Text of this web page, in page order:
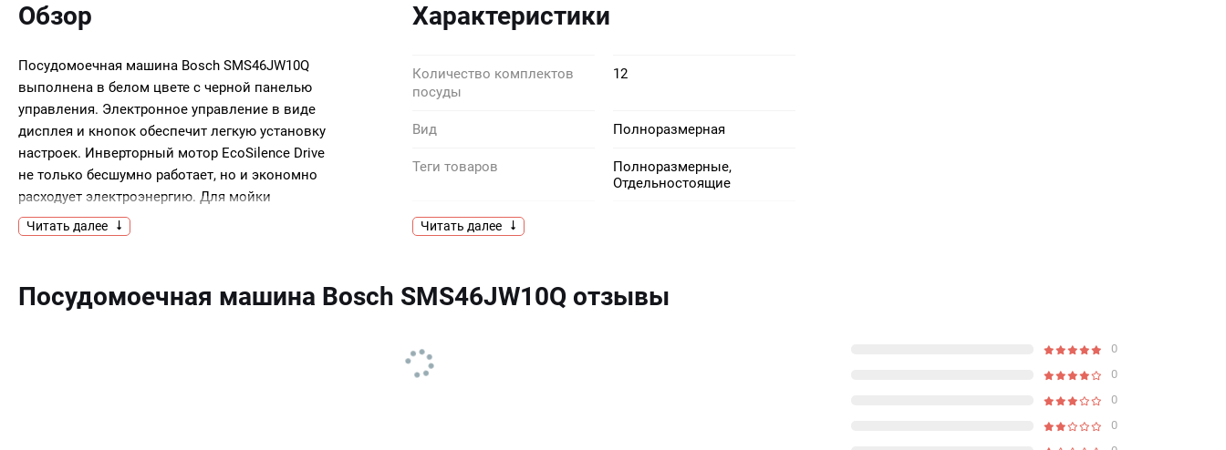
Обзор
Посудомоечная машина Bosch SMS46JW10Q
выполнена в белом цвете с черной панелью
управления. Электронное управление в виде
дисплея и кнопок обеспечит легкую установку
настроек. Инверторный мотор EcoSilence Drive
не только бесшумно работает, но и экономно
расходует электроэнергию. Для мойки
деликатной посуды или хрусталя имеется
программа для стекла.Ключевые
EcoSilence DriveПрограмма для стекла
Читать далее
Характеристики
Количество комплектов
посуды
12
Вид Полноразмерная
Теги товаров
Полноразмерные,
Отдельностоящие
Цвет
Производитель Bosch
Вес нетто, кг
Читать далее
Посудомоечная машина Bosch SMS46JW10Q отзывы
0
0
0
0